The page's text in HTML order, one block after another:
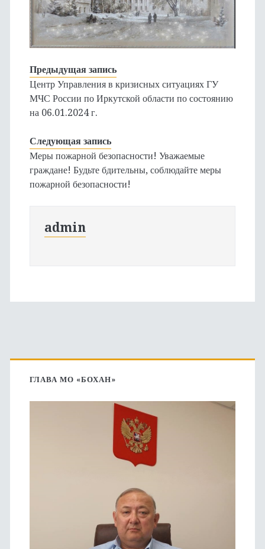
Предыдущая запись
Центр Управления в кризисных ситуациях ГУ
МЧС России по Иркутской области по состоянию
на 06.01.2024 г.
Следующая запись
Меры пожарной безопасности! Уважаемые
граждане! Будьте бдительны, соблюдайте меры
пожарной безопасности!
admin
Основная
боковая
ГЛАВА МО «БОХАН»